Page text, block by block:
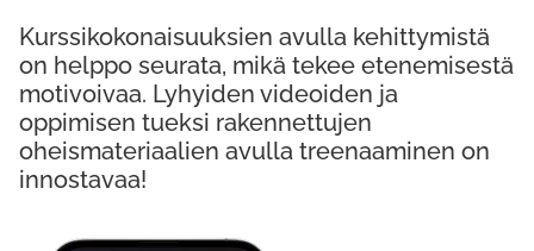
Kurssikokonaisuuksien avulla kehittymistä
on helppo seurata, mikä tekee etenemisestä
motivoivaa. Lyhyiden videoiden ja
oppimisen tueksi rakennettujen
oheismateriaalien avulla treenaaminen on
innostavaa!